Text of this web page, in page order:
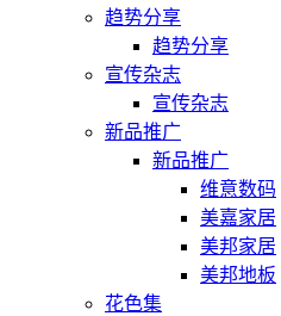
趋势分享
趋势分享
宣传杂志
宣传杂志
新品推广
新品推广
维意数码
美嘉家居
美邦家居
美邦地板
花色集